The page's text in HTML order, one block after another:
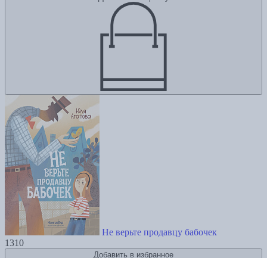
Не верьте продавцу бабочек
1310
Добавить в избранное